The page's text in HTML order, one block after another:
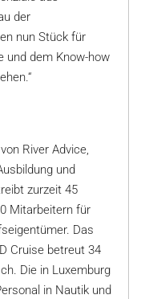
der
nun Stück für
und dem Know-how
River Advice,
und
zurzeit 45
Mitarbeitern für
Das
Cruise betreut 34
Die in Luxemburg
in Nautik und